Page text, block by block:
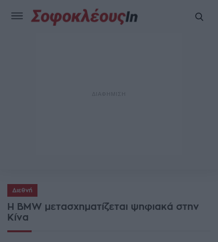
Διεθνή
Η BMW μετασχηματίζεται ψηφιακά στην
Κίνα